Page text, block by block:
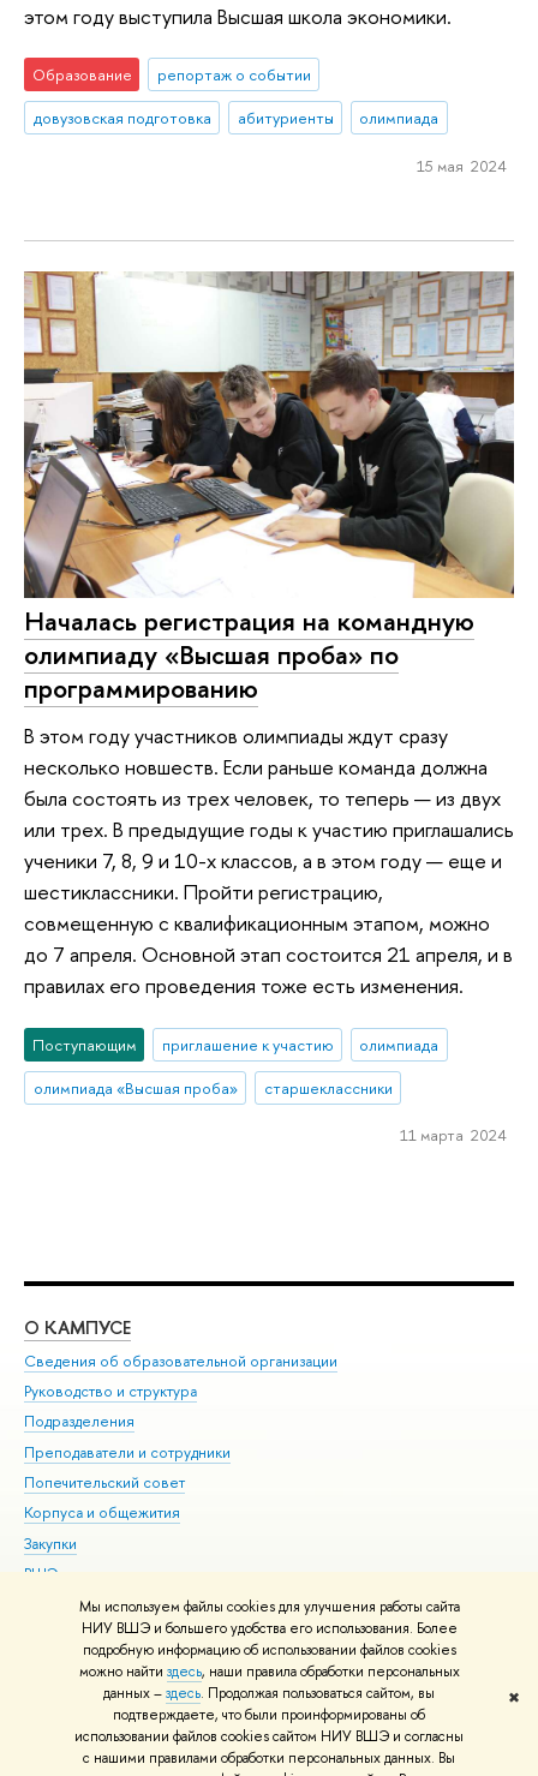
Мы используем файлы cookies для улучшения работы сайта
НИУ ВШЭ и большего удобства его использования. Более
подробную информацию об использовании файлов cookies
можно найти здесь, наши правила обработки персональных
данных –здесь. Продолжая пользоваться сайтом, вы
подтверждаете, что были проинформированы об
использовании файлов cookies сайтом НИУ ВШЭ и согласны
с нашими правилами обработки персональных данных. Вы
✖
этом году выступила Высшая школа экономики.
Образование
репортаж о событии
довузовская подготовка
абитуриенты олимпиада
15 мая 2024
Началась регистрация на командную
олимпиаду «Высшая проба» по
программированию
В этом году участников олимпиады ждут сразу
несколько новшеств. Если раньше команда должна
была состоять из трех человек, то теперь — из двух
или трех. В предыдущие годы к участию приглашались
ученики 7, 8, 9 и 10-х классов, а в этом году — еще и
шестиклассники. Пройти регистрацию,
совмещенную с квалификационным этапом, можно
до 7 апреля. Основной этап состоится 21 апреля, и в
правилах его проведения тоже есть изменения.
Поступающим приглашение к участию
олимпиада
олимпиада «Высшая проба»
старшеклассники
11 марта 2024
О КАМПУСЕ
Сведения об образовательной организации
Руководство и структура
Подразделения
Преподаватели и сотрудники
Попечительский совет
Корпуса и общежития
Закупки
ВШЭ для студентов с ограниченными возможностями
здоровья и инвалидностью
Версия для слабовидящих
Единая платежная страница
© НИУ ВШЭ 1993–2026 Адреса и контакты Условия использования
материалов Политика конфиденциальности Карта сайта